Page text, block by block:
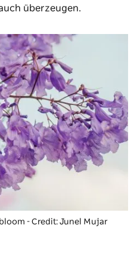
überzeugen.
- Credit: Junel Mujar